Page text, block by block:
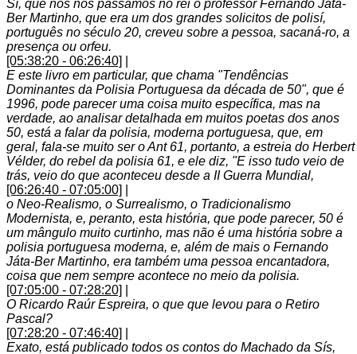
Sí, que nós nós passamos no rei o professor Fernando Játa-
Ber Martinho, que era um dos grandes solicitos de polisí,
português no século 20, creveu sobre a pessoa, sacaná-ro, a
presença ou orfeu.
[05:38:20 - 06:26:40]
E este livro em particular, que chama "Tendências
Dominantes da Polisia Portuguesa da década de 50", que é
1996, pode parecer uma coisa muito específica, mas na
verdade, ao analisar detalhada em muitos poetas dos anos
50, está a falar da polisia, moderna portuguesa, que, em
geral, fala-se muito ser o Ant 61, portanto, a estreia do Herbert
Vélder, do rebel da polisia 61, e ele diz, "E isso tudo veio de
trás, veio do que aconteceu desde a II Guerra Mundial,
[06:26:40 - 07:05:00]
o Neo-Realismo, o Surrealismo, o Tradicionalismo
Modernista, e, peranto, esta história, que pode parecer, 50 é
um mângulo muito curtinho, mas não é uma história sobre a
polisia portuguesa moderna, e, além de mais o Fernando
Játa-Ber Martinho, era também uma pessoa encantadora,
coisa que nem sempre acontece no meio da polisia.
[07:05:00 - 07:28:20]
O Ricardo Raúr Espreira, o que que levou para o Retiro
Pascal?
[07:28:20 - 07:46:40]
Exato, está publicado todos os contos do Machado da Sís,